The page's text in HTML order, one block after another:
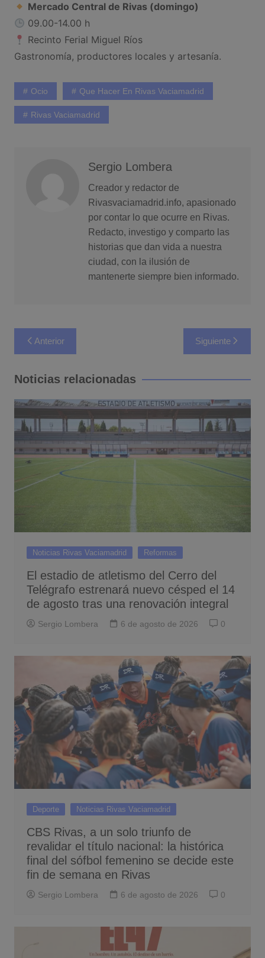
Mercado Central de Rivas (domingo)
09.00-14.00 h
Recinto Ferial Miguel Ríos
Gastronomía, productores locales y artesanía.
Ocio Que Hacer En Rivas Vaciamadrid
Rivas Vaciamadrid
Sergio Lombera
Creador y redactor de
Rivasvaciamadrid.info, apasionado
por contar lo que ocurre en Rivas.
Redacto, investigo y comparto las
historias que dan vida a nuestra
ciudad, con la ilusión de
mantenerte siempre bien informado.
Navegación
de
entradas
Anterior Siguiente
Noticias relacionadas
Noticias Rivas Vaciamadrid Reformas
El estadio de atletismo del Cerro del
Telégrafo estrenará nuevo césped el 14
de agosto tras una renovación integral
Sergio Lombera 6 de agosto de 2026 0
Deporte Noticias Rivas Vaciamadrid
CBS Rivas, a un solo triunfo de
revalidar el título nacional: la histórica
final del sófbol femenino se decide este
fin de semana en Rivas
Sergio Lombera 6 de agosto de 2026 0